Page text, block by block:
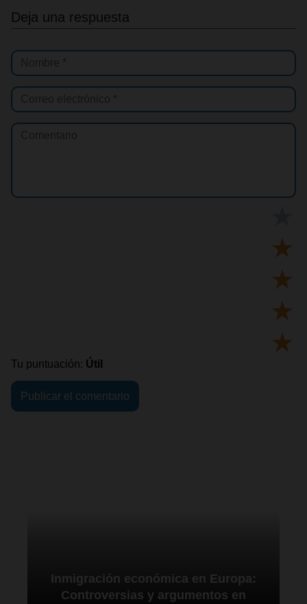
Deja una respuesta
★
★
★
★
Tu puntuación: Útil
Inmigración económica en Europa:
Controversias y argumentos en